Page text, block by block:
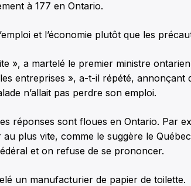
à 177 en Ontario.
et l’économie plutôt que les
», a martelé le premier ministre
entreprises », a-t-il répété, annonçant
n’allait pas perdre son emploi.
réponses sont floues en Ontario. Par
plus vite, comme le suggère le
et on refuse de se prononcer.
un manufacturier de papier de toilette.